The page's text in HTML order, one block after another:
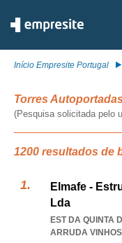
Início Empresite Portugal
Torres Autoportadas
(Pesquisa solicitada pelo
1200 resultados de
Elmafe -
Lda
EST DA QUINTA
ARRUDA VINHOS